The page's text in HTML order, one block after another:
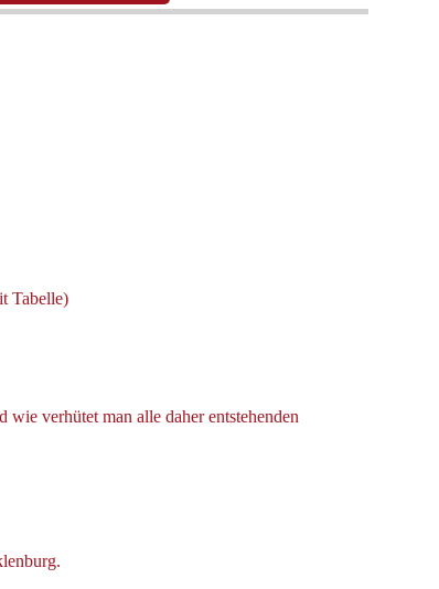
Tabelle)
verhütet man alle daher entstehenden